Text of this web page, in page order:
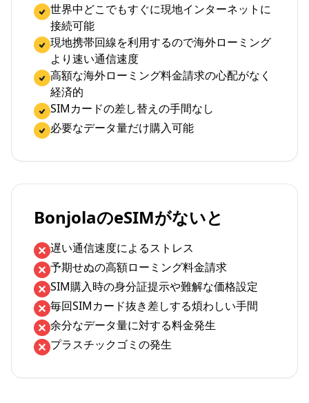
世界中どこでもすぐに現地インターネットに
接続可能
現地携帯回線を利用するので海外ローミング
より速い通信速度
高額な海外ローミング料金請求の心配がなく
経済的
SIMカードの差し替えの手間なし
必要なデータ量だけ購入可能
BonjolaのeSIMがないと
遅い通信速度によるストレス
予期せぬの高額ローミング料金請求
SIM購入時の身分証提示や難解な価格設定
毎回SIMカード抜き差しする煩わしい手間
余分なデータ量に対する料金発生
プラスチックゴミの発生